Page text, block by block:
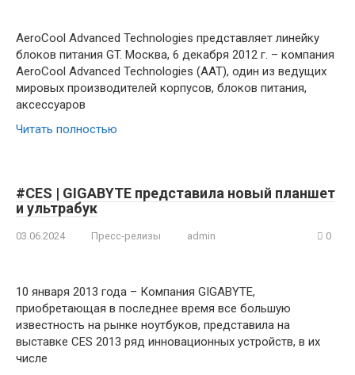
AeroCool Advanced Technologies представляет линейку
блоков питания GT. Москва, 6 декабря 2012 г. – компания
AeroCool Advanced Technologies (AAT), один из ведущих
мировых производителей корпусов, блоков питания,
аксессуаров
Читать полностью
#CES | GIGABYTE представила новый планшет
и ультрабук
03.06.2024 Пресс-релизы admin 0
10 января 2013 года – Компания GIGABYTE,
приобретающая в последнее время все большую
известность на рынке ноутбуков, представила на
выставке CES 2013 ряд инновационных устройств, в их
числе